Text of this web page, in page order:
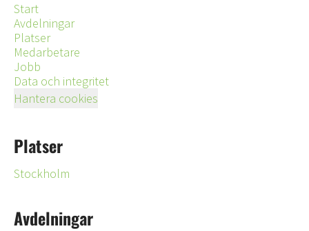
Start
Avdelningar
Platser
Medarbetare
Jobb
Data och integritet
Hantera cookies
Platser
Stockholm
Avdelningar